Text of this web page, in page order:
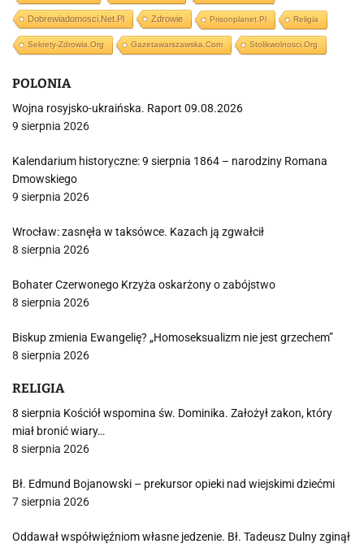
Dobrewiadomosci.net.pl Zdrowie Prisonplanet.pl Religia
Sekrety-Zdrowia.org Gazetawarszawska.com Stolikwolnosci.org
POLONIA
Wojna rosyjsko-ukraińska. Raport 09.08.2026
9 sierpnia 2026
Kalendarium historyczne: 9 sierpnia 1864 – narodziny Romana
Dmowskiego
9 sierpnia 2026
Wrocław: zasnęła w taksówce. Kazach ją zgwałcił
8 sierpnia 2026
Bohater Czerwonego Krzyża oskarżony o zabójstwo
8 sierpnia 2026
Biskup zmienia Ewangelię? „Homoseksualizm nie jest grzechem”
8 sierpnia 2026
RELIGIA
8 sierpnia Kościół wspomina św. Dominika. Założył zakon, który
miał bronić wiary…
8 sierpnia 2026
Bł. Edmund Bojanowski – prekursor opieki nad wiejskimi dziećmi
7 sierpnia 2026
Oddawał współwięźniom własne jedzenie. Bł. Tadeusz Dulny zginął